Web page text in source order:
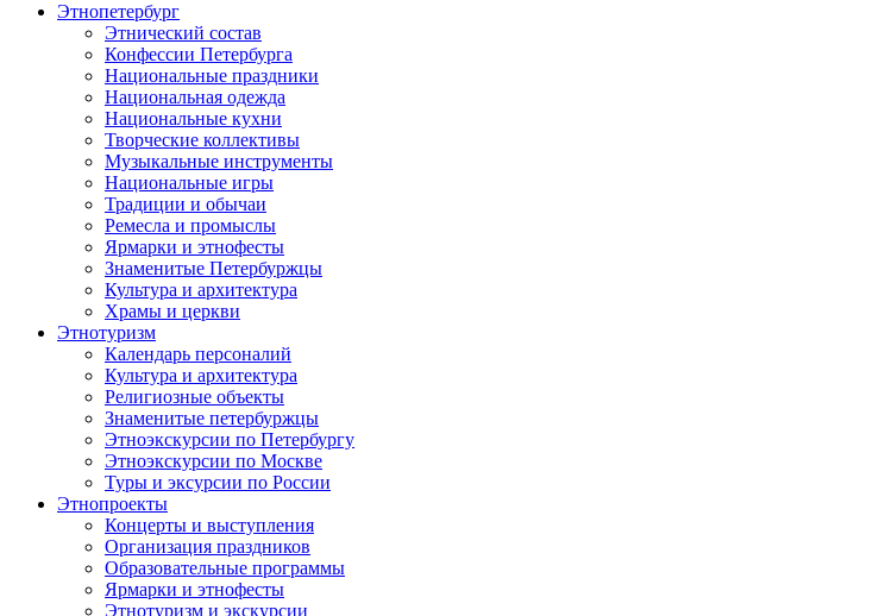
Этнопетербург
Этнический состав
Конфессии Петербурга
Национальные праздники
Национальная одежда
Национальные кухни
Творческие коллективы
Музыкальные инструменты
Национальные игры
Традиции и обычаи
Ремесла и промыслы
Ярмарки и этнофесты
Знаменитые Петербуржцы
Культура и архитектура
Храмы и церкви
Этнотуризм
Календарь персоналий
Культура и архитектура
Религиозные объекты
Знаменитые петербуржцы
Этноэкскурсии по Петербургу
Этноэкскурсии по Москве
Туры и эксурсии по России
Этнопроекты
Концерты и выступления
Организация праздников
Образовательные программы
Ярмарки и этнофесты
Этнотуризм и экскурсии